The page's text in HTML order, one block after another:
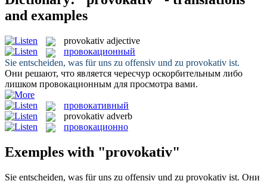
and examples
provokativ adjective
провокационный
Sie entscheiden, was für uns zu offensiv und zu provokativ ist.
Они решают, что является чересчур оскорбительным либо
лишком провокационным для просмотра вами.
провокативный
provokativ adverb
провокационно
Exemples with "provokativ"
Sie entscheiden, was für uns zu offensiv und zu provokativ ist. Они